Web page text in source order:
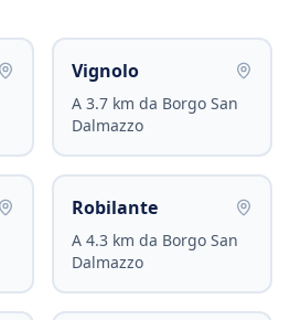
Vignolo
A 3.7 km da Borgo San
Dalmazzo
Robilante
A 4.3 km da Borgo San
Dalmazzo